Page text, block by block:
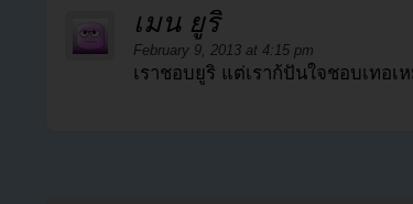
เมน ยูริ
February 9, 2013 at 4:15 pm
เราชอบยูริ แต่เราก้ปันใจชอบเทอเ